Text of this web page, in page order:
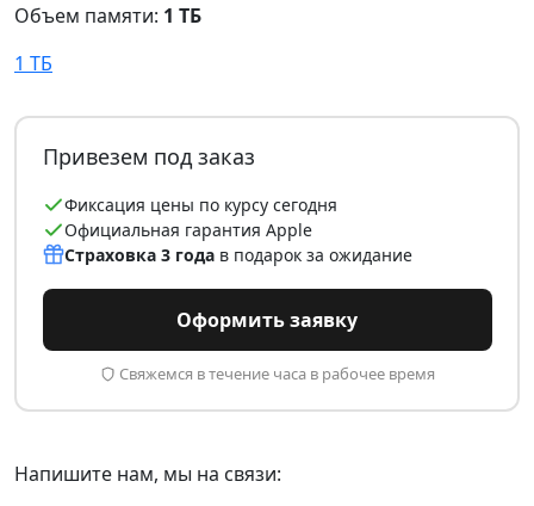
Объем памяти: 1 ТБ
1 ТБ
Привезем под заказ
Фиксация цены по курсу сегодня
Официальная гарантия Apple
Страховка 3 годав подарок за ожидание
Оформить заявку
Свяжемся в течение часа в рабочее время
Напишите нам, мы на связи: